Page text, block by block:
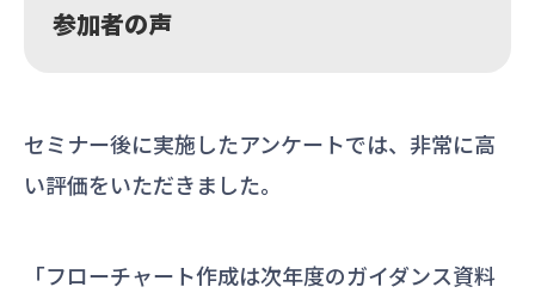
参加者の声
セミナー後に実施したアンケートでは、非常に高
い評価をいただきました。
「フローチャート作成は次年度のガイダンス資料